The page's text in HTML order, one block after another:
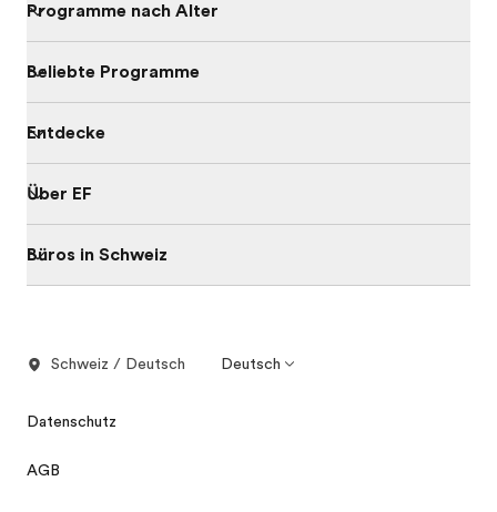
Programme nach Alter
Beliebte Programme
Entdecke
Über EF
Büros in Schweiz
Schweiz / Deutsch Deutsch
Datenschutz
AGB